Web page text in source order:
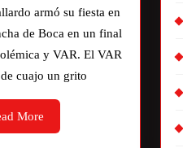
armó su fiesta en
de Boca en un final
y VAR. El VAR
cuajo un grito
More